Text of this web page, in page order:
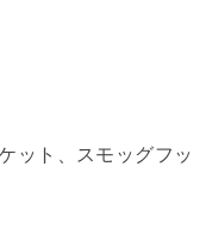
ット、スモッグフッ